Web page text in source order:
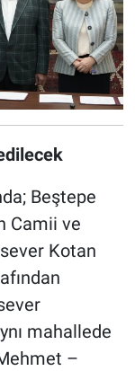
Beştepe
Camii ve
Kotan
mahallede
–